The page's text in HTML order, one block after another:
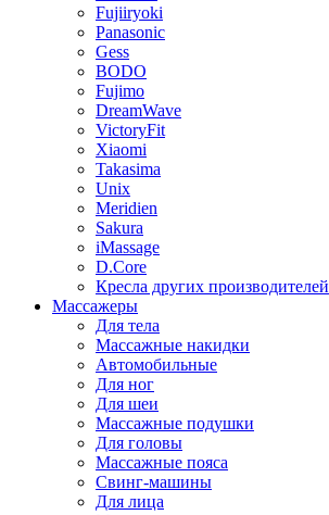
Fujiiryoki
Panasonic
Gess
BODO
Fujimo
DreamWave
VictoryFit
Xiaomi
Takasima
Unix
Meridien
Sakura
iMassage
D.Core
Кресла других производителей
Массажеры
Для тела
Массажные накидки
Автомобильные
Для ног
Для шеи
Массажные подушки
Для головы
Массажные пояса
Свинг-машины
Для лица